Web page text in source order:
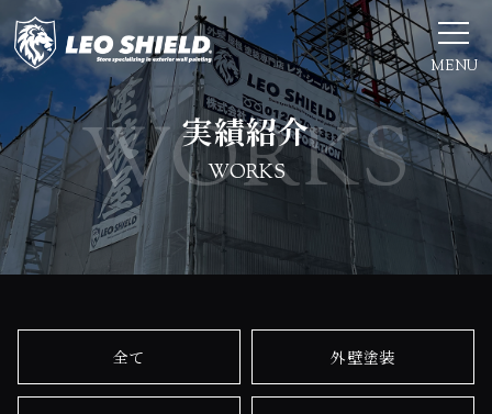
MENU
実績紹介
WORKS
全て 外壁塗装